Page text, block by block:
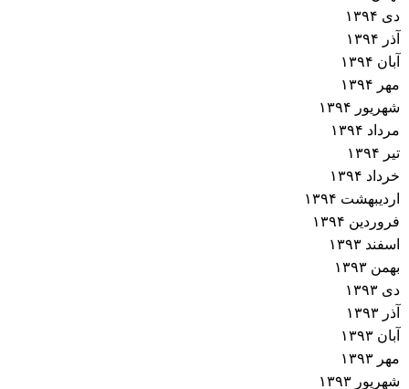
دی ۱۳۹۴
آذر ۱۳۹۴
آبان ۱۳۹۴
مهر ۱۳۹۴
شهریور ۱۳۹۴
مرداد ۱۳۹۴
تیر ۱۳۹۴
خرداد ۱۳۹۴
اردیبهشت ۱۳۹۴
فروردین ۱۳۹۴
اسفند ۱۳۹۳
بهمن ۱۳۹۳
دی ۱۳۹۳
آذر ۱۳۹۳
آبان ۱۳۹۳
مهر ۱۳۹۳
شهریور ۱۳۹۳